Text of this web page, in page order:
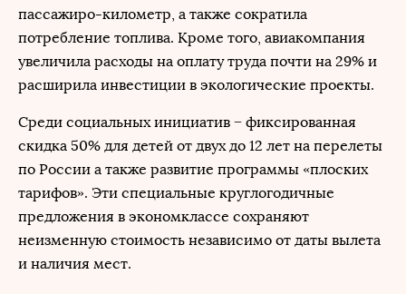
пассажиро-километр, а также сократила
потребление топлива. Кроме того, авиакомпания
увеличила расходы на оплату труда почти на 29% и
расширила инвестиции в экологические проекты.
Среди социальных инициатив − фиксированная
скидка 50% для детей от двух до 12 лет на перелеты
по России а также развитие программы «плоских
тарифов». Эти специальные круглогодичные
предложения в экономклассе сохраняют
неизменную стоимость независимо от даты вылета
и наличия мест.